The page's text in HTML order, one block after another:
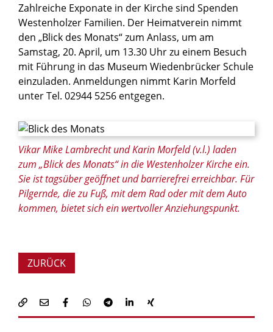
Vikar Mike Lambrecht und Karin Morfeld (v.l.) laden
zum „Blick des Monats“ in die Westenholzer Kirche ein.
Sie ist tagsüber geöffnet und barrierefrei erreichbar. Für
Pilgernde, die zu Fuß, mit dem Rad oder mit dem Auto
kommen, bietet sich ein wertvoller Anziehungspunkt.
Zahlreiche Exponate in der Kirche sind Spenden
Westenholzer Familien. Der Heimatverein nimmt
den „Blick des Monats“ zum Anlass, um am
Samstag, 20. April, um 13.30 Uhr zu einem Besuch
mit Führung in das Museum Wiedenbrücker Schule
einzuladen. Anmeldungen nimmt Karin Morfeld
unter Tel. 02944 5256 entgegen.
ZURÜCK